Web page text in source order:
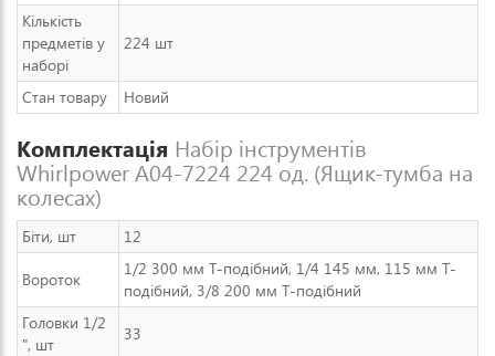
Кількість
предметів у
наборі
224 шт
Стан товару Новий
Комплектація Набір інструментів
Whirlpower A04-7224 224 од. (Ящик-тумба на
колесах)
Біти, шт 12
Вороток
1/2 300 мм Т-подібний, 1/4 145 мм, 115 мм Т-
подібний, 3/8 200 мм Т-подібний
Головки 1/2
", шт
33